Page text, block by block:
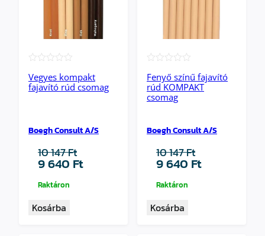
Vegyes kompakt
fajavító rúd csomag
Boegh Consult A/S
10 147Ft
Original
was:
147 Ft.
9 640 FtCurrent
Raktáron
Kosárba
Fenyő színű fajavító
rúd KOMPAKT
csomag
Boegh Consult A/S
10 147Ft
Original
was:
147 Ft.
9 640 FtCurrent
Raktáron
Kosárba